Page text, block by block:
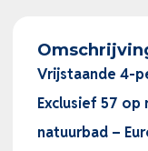
Vrijstaande 4-
Exclusief 57
natuurbad –